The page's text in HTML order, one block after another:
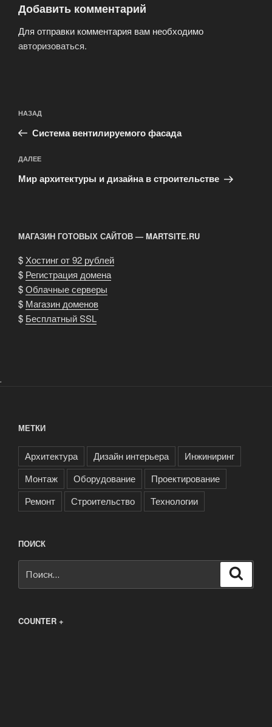
Добавить комментарий
Для отправки комментария вам необходимо
авторизоваться.
по
записям
Предыдущая
запись:
НАЗАД
Система вентилируемого фасада
Следующая
запись
ДАЛЕЕ
Мир архитектуры и дизайна в строительстве
МАГАЗИН ГОТОВЫХ САЙТОВ — MARTSITE.RU
$ Хостинг от 92 рублей
$ Регистрация домена
$Облачные серверы
$ Магазин доменов
$ Бесплатный SSL
.
МЕТКИ
Архитектура Дизайн интерьера
Инжиниринг
Монтаж
Оборудование
Проектирование
Ремонт
Строительство Технологии
ПОИСК
COUNTER +